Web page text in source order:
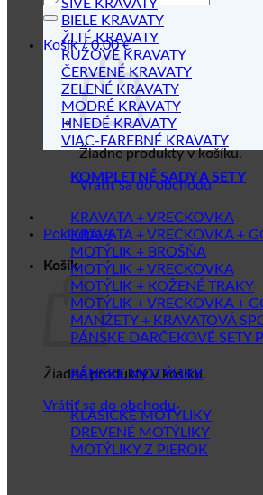
Košík /0.00€
Žiadne produkty v košíku.
Vrátiť sa do obchodu
Pokladňa +
Košík
Žiadne produkty v košíku.
Vrátiť sa do obchodu
SIVÉ KRAVATY
BIELE KRAVATY
ŽLTÉ KRAVATY
RUŽOVÉ KRAVATY
ČERVENÉ KRAVATY
ZELENÉ KRAVATY
MODRÉ KRAVATY
HNEDÉ KRAVATY
VIAC-FAREBNÉ KRAVATY
KOMPLETNÉ SADY A SETY
KRAVATA + VRECKOVKA
KRAVATA + VRECKOVKA +
MOTÝLIK + BROŠŇA
MOTÝLIK + VRECKOVKA
MOTÝLIK + KOŽENÉ TRAKY
MOTÝLIK + VRECKOVKA +
MANŽETY + KRAVATOVÁ
PÁNSKE DARČEKOVÉ SETY
PÁNSKE MOTÝLIKY
KLASICKÉ MOTÝLIKY
DREVENÉ MOTÝLIKY
MOTÝLIKY Z PIEROK